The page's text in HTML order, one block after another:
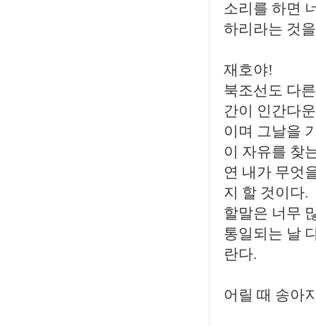
소리를 하면
하리라는 것
재호야!
북조선도 다
간이 인간다
이며 그날을
이 자유를 찾
연 내가 무엇
지 할 것이다.
할말은 너무
통일되는 날
란다.
어릴 때 송아